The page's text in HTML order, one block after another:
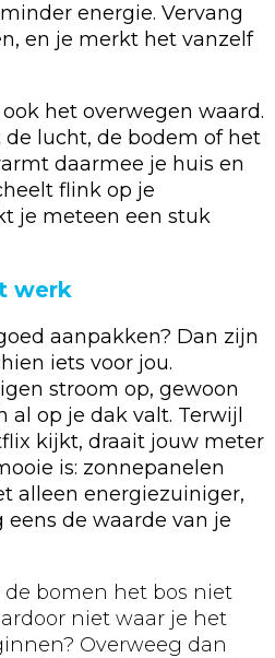
energie. Vervang
en je merkt het vanzelf
het overwegen waard.
lucht, de bodem of het
daarmee je huis en
flink op je
je meteen een stuk
werk
aanpakken? Dan zijn
iets voor jou.
stroom op, gewoon
op je dak valt. Terwijl
kijkt, draait jouw meter
is: zonnepanelen
alleen energiezuiniger,
eens de waarde van je
bomen het bos niet
niet waar je het
Overweeg dan